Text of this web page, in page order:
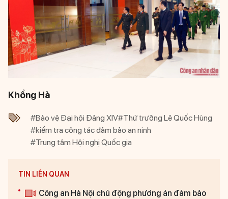
Khổng Hà
#Bảo vệ Đại hội Đảng XIV#Thứ trưởng Lê Quốc Hùng
#kiểm tra công tác đảm bảo an ninh
#Trung tâm Hội nghị Quốc gia
TIN LIÊN QUAN
Công an Hà Nội chủ động phương án đảm bảo